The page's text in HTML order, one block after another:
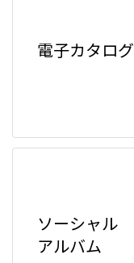
電子カタログ
ソーシャル
アルバム